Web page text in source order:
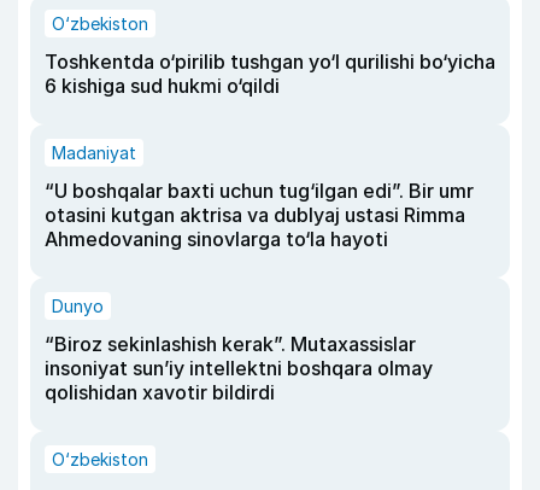
O‘zbekiston
Toshkentda o‘pirilib tushgan yo‘l qurilishi bo‘yicha
6 kishiga sud hukmi o‘qildi
Madaniyat
“U boshqalar baxti uchun tug‘ilgan edi”. Bir umr
otasini kutgan aktrisa va dublyaj ustasi Rimma
Ahmedovaning sinovlarga to‘la hayoti
Dunyo
“Biroz sekinlashish kerak”. Mutaxassislar
insoniyat sun’iy intellektni boshqara olmay
qolishidan xavotir bildirdi
O‘zbekiston